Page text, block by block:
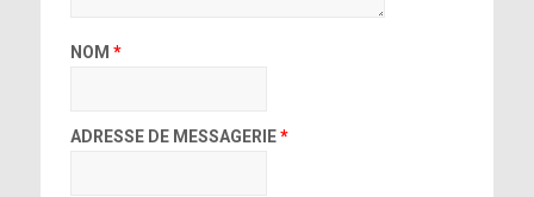
NOM *
ADRESSE DE MESSAGERIE*